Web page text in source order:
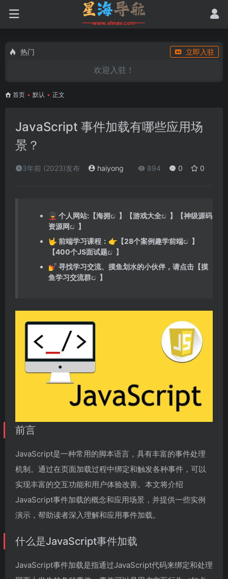
热门 立即入驻
欢迎入驻！
首页 • 默认 • 正文
JavaScript 事件加载有哪些应用场
景？
3年前 (2023)发布 haiyong 894 0 0
💂 个人网站:【海拥 】【游戏大全 】【神级源码
资源网
】
🤟 前端学习课程：👉【28个案例趣学前端
】
【400个JS面试题
】
💅 寻找学习交流、摸鱼划水的小伙伴，请点击【摸
鱼学习交流群
】
前言
JavaScript是一种常用的脚本语言，具有丰富的事件处理
机制。通过在页面加载过程中绑定和触发各种事件，可以
实现丰富的交互功能和用户体验改善。本文将介绍
JavaScript事件加载的概念和应用场景，并提供一些实例
演示，帮助读者深入理解和应用事件加载。
什么是JavaScript事件加载
JavaScript事件加载是指通过JavaScript代码来绑定和处理